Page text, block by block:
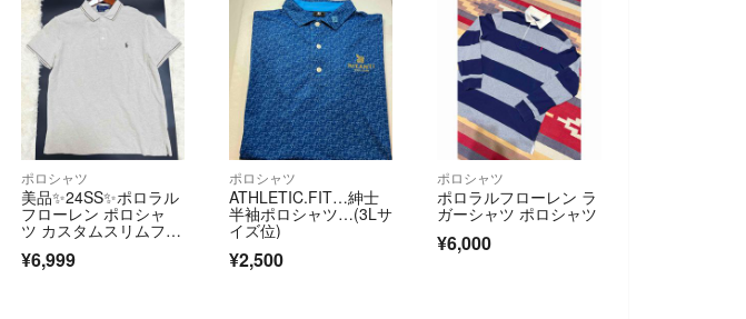
ポロシャツ
美品✨24SS✨ポロラル
フローレン ポロシャ
ツ カスタムスリムフィ
チ コットン グレージ
¥6,999
ポロシャツ
ATHLETIC.FIT…紳士
半袖ポロシャツ…(3Lサ
イズ位)
¥2,500
ポロシャツ
ポロラルフローレン ラ
ガーシャツ ポロシャツ
¥6,000